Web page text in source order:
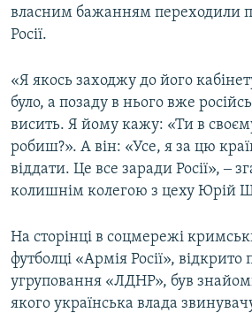
власним бажанням переходили
Росії.
«Я якось заходжу до його
було, а позаду в нього вже
висить. Я йому кажу: «Ти в
робиш?». А він: «Усе, я за цю
віддати. Це все заради Росії», ‒
колишнім колегою з цеху Юрій
На сторінці в соцмережі
футболці «Армія Росії», відкрито
угруповання «ЛДНР», був
якого українська влада